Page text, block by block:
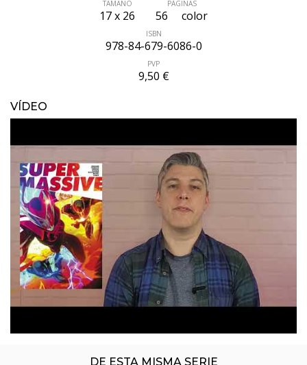
TAMAÑO
17 x 26
PÁGINAS
56 color
ISBN
978-84-679-6086-0
PVP
9,50 €
VÍDEO
DE ESTA MISMA SERIE
ÚLTIMO NÚMERO PUBLICADO